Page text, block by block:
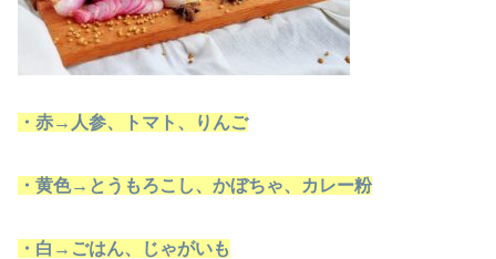
・赤→人参、トマト、りんご
・黄色→とうもろこし、かぼちゃ、カレー粉
・白→ごはん、じゃがいも